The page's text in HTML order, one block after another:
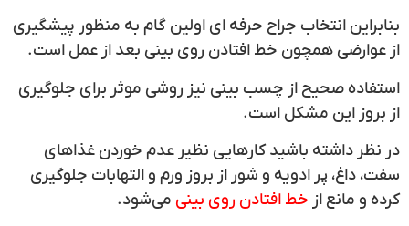
بنابراین انتخاب جراح حرفه ای اولین گام به منظور پیشگیری
از عوارضی همچون خط افتادن روی بینی بعد از عمل است.
استفاده صحیح از چسب بینی نیز روشی موثر برای جلوگیری
از بروز این مشکل است.
در نظر داشته باشید کارهایی نظیر عدم خوردن غذاهای
سفت، داغ، پر ادویه و شور از بروز ورم و التهابات جلوگیری
کرده و مانع ازخط افتادن روی بینیمی‌شود.